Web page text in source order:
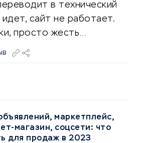
в технический
сайт не работает.
просто жесть…
маркетплейс,
магазин, соцсети: что
для продаж в 2023